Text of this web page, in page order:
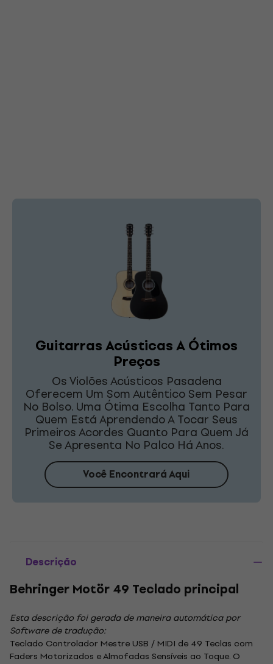
Guitarras Acústicas A Ótimos
Preços
Os Violões Acústicos Pasadena
Oferecem Um Som Autêntico Sem Pesar
No Bolso. Uma Ótima Escolha Tanto Para
Quem Está Aprendendo A Tocar Seus
Primeiros Acordes Quanto Para Quem Já
Se Apresenta No Palco Há Anos.
Você Encontrará Aqui
Descrição
Behringer Motör 49 Teclado principal
Esta descrição foi gerada de maneira automática por
Software de tradução:
Teclado Controlador Mestre USB / MIDI de 49 Teclas com
Faders Motorizados e Almofadas Sensíveis ao Toque. O